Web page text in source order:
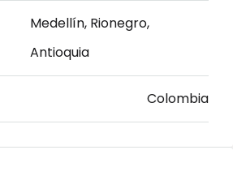
Medellín, Rionegro,
Antioquia
Colombia